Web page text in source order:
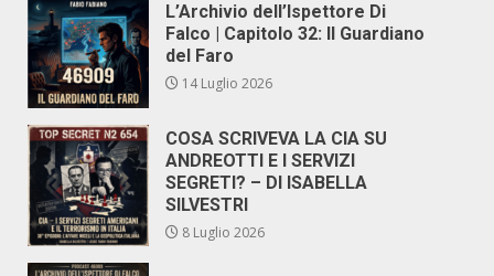
L’Archivio dell’Ispettore Di
Falco | Capitolo 32: Il Guardiano
del Faro
14 Luglio 2026
COSA SCRIVEVA LA CIA SU
ANDREOTTI E I SERVIZI
SEGRETI? – DI ISABELLA
SILVESTRI
8 Luglio 2026